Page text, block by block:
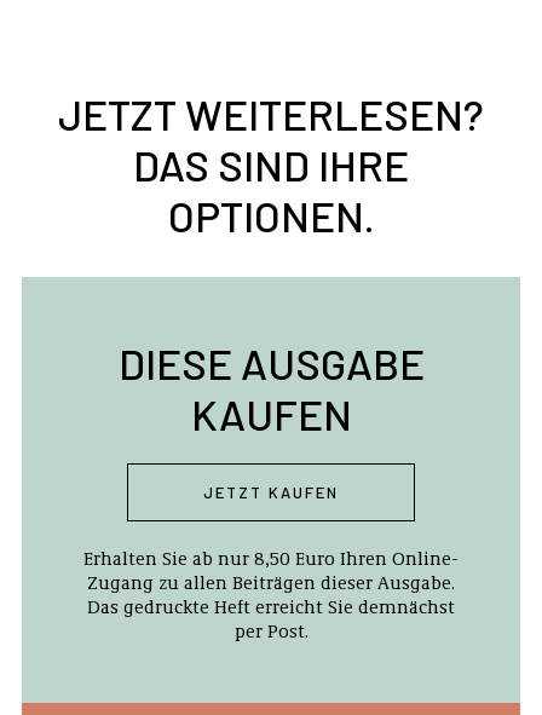
JETZT WEITERLESEN?
DAS SIND IHRE
OPTIONEN.
DIESE AUSGABE
KAUFEN
JETZT KAUFEN
Erhalten Sie ab nur 8,50 Euro Ihren Online-
Zugang zu allen Beiträgen dieser Ausgabe.
Das gedruckte Heft erreicht Sie demnächst
per Post.